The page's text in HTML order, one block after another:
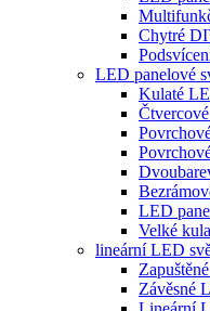
Chytré
LED panelové
Kulaté
LED
Velké
lineární LED
Závěsné